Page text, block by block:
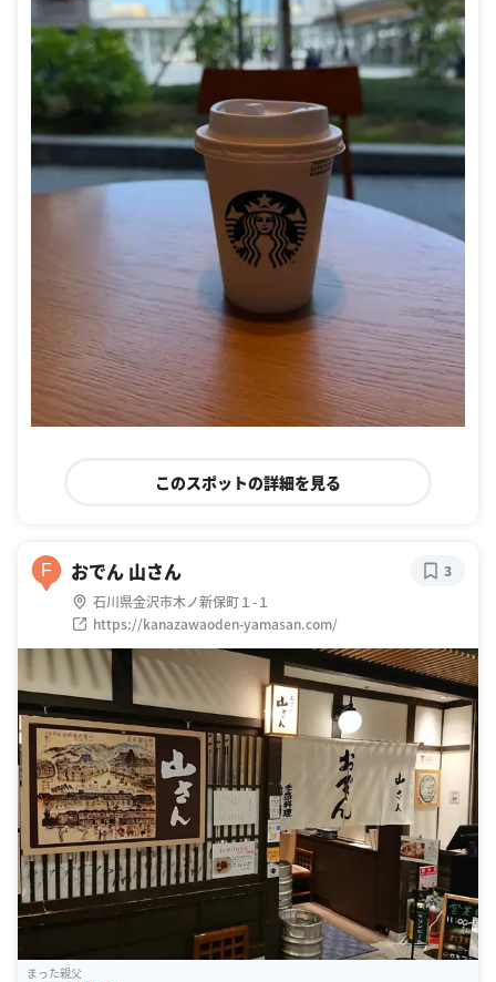
このスポットの詳細を見る
F おでん 山さん
石川県金沢市木ノ新保町１-１
https://kanazawaoden-yamasan.com/
3
まった親父